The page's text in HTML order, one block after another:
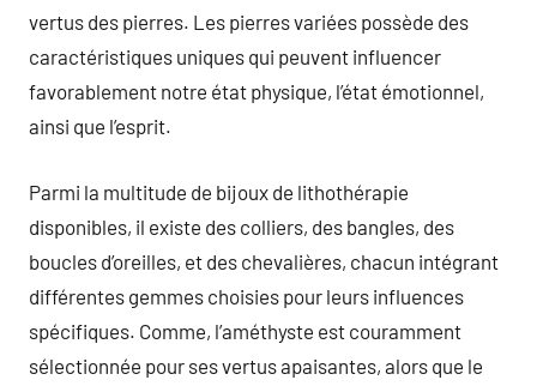
vertus des pierres. Les pierres variées possède des
caractéristiques uniques qui peuvent influencer
favorablement notre état physique, l’état émotionnel,
ainsi que l’esprit.
Parmi la multitude de bijoux de lithothérapie
disponibles, il existe des colliers, des bangles, des
boucles d’oreilles, et des chevalières, chacun intégrant
différentes gemmes choisies pour leurs influences
spécifiques. Comme, l’améthyste est couramment
sélectionnée pour ses vertus apaisantes, alors que le